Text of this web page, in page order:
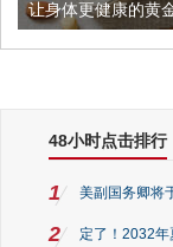
健康的黄金亚麻籽
48小时点击排行
1 美副国务卿将
2 定了！2032